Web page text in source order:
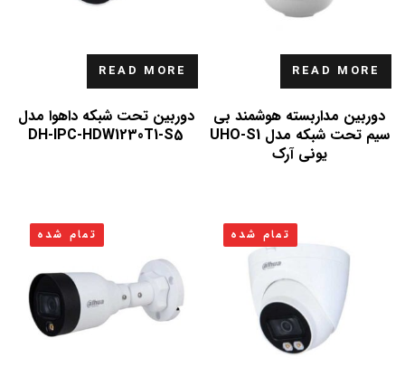
READ MORE
دوربین مداربسته هوشمند بی
سیم تحت شبکه مدل UHO-S1
یونی آرک
READ MORE
دوربین تحت شبکه داهوا مدل
DH-IPC-HDW1230T1-S5
تمام شده تمام شده